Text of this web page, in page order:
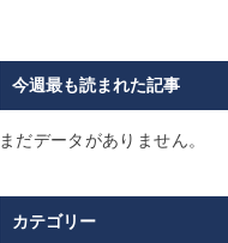
今週最も読まれた記事
まだデータがありません。
カテゴリー